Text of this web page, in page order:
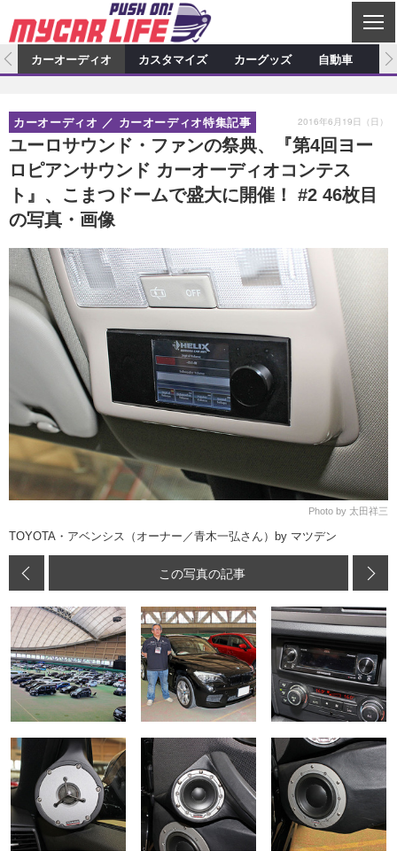
C
L
S
E
カーオーディオ
プロショップ検索 ショップ訪問記
カーオーディオニュース デモカー製作記
その他
カスタマイズ特集記事 カスタマイズ新製品情報
カスタマイズニュース
カーグッズ
カーグッズ特集記事 カーグッズ新製品情報
カーグッズニュース
自動車
ニュース
スクープ
アクセスランキング
カーオーディオ カスタマイズ カーグッズ 自動車
ユーロサウンド・ファンの祭典、『第4回ヨー
ロピアンサウンド カーオーディオコンテス
ト』、こまつドームで盛大に開催！ #2 46枚目
の写真・画像
カーオーディオ カーオーディオ特集記事 2016年6月19日（日）
Photo by 太田祥三
TOYOTA・アベンシス（オーナー／青木一弘さん）by マツデン
この写真の記事